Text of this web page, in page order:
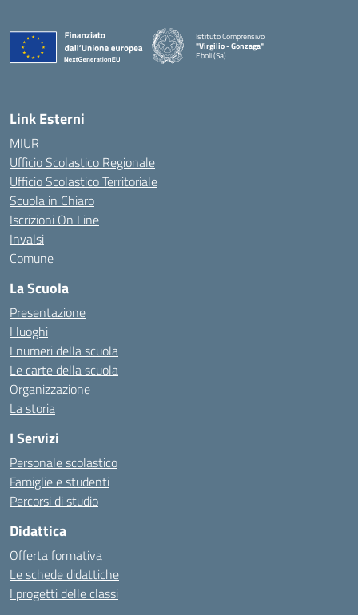
Istituto Comprensivo
"Virgilio - Gonzaga"
Eboli (Sa)
Link Esterni
MIUR
Ufficio Scolastico Regionale
Ufficio Scolastico Territoriale
Scuola in Chiaro
Iscrizioni On Line
Invalsi
Comune
La Scuola
Presentazione
I luoghi
I numeri della scuola
Le carte della scuola
Organizzazione
La storia
I Servizi
Personale scolastico
Famiglie e studenti
Percorsi di studio
Didattica
Offerta formativa
Le schede didattiche
I progetti delle classi